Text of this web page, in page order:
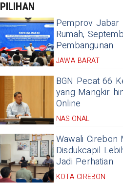
PILIHAN
Pemprov Jabar
Rumah,
Pembangunan
JAWA BARAT
BGN Pecat 66
yang Mangkir
Online
NASIONAL
Wawali Cirebon
Disdukcapil
Jadi Perhatian
KOTA CIREBON